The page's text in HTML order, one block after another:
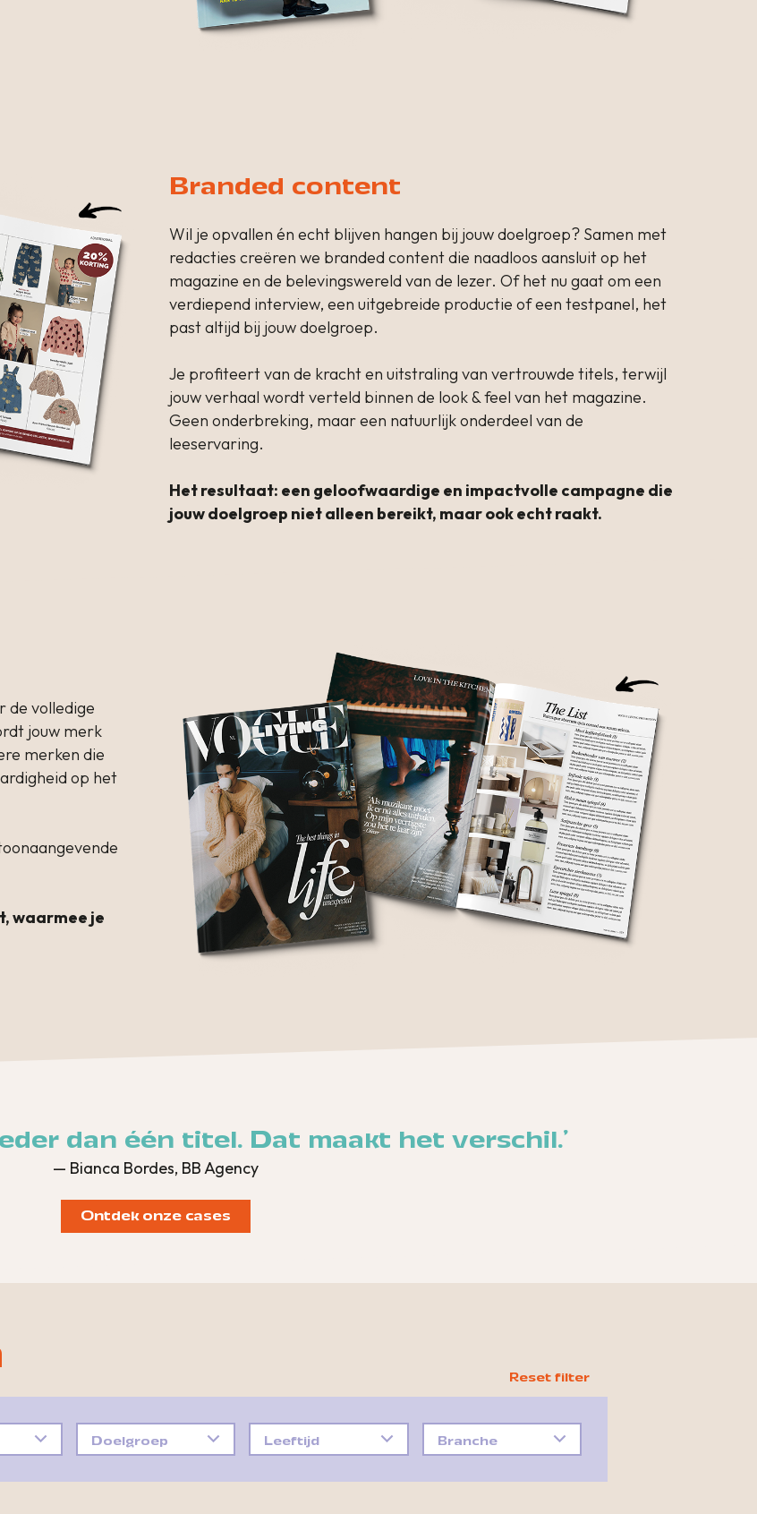
Branded content
Wil je opvallen én echt blijven hangen bij jouw doelgroep? Samen met
redacties creëren we branded content die naadloos aansluit op het
magazine en de belevingswereld van de lezer. Of het nu gaat om een
verdiepend interview, een uitgebreide productie of een testpanel, het
past altijd bij jouw doelgroep.
Je profiteert van de kracht en uitstraling van vertrouwde titels, terwijl
jouw verhaal wordt verteld binnen de look & feel van het magazine.
Geen onderbreking, maar een natuurlijk onderdeel van de
leeservaring.
Het resultaat: een geloofwaardige en impactvolle campagne die
jouw doelgroep niet alleen bereikt, maar ook echt raakt.
de volledige
jouw merk
merken die
op het
waarmee je
dan één titel. Dat maakt het verschil.'
— Bianca Bordes, BB Agency
Ontdek onze cases
Doelgroep Leeftijd Branche